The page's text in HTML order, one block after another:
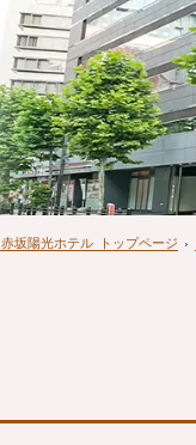
赤坂陽光ホテル トップページ ›